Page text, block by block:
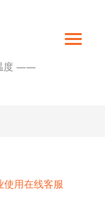
度 ——
使用在线客服